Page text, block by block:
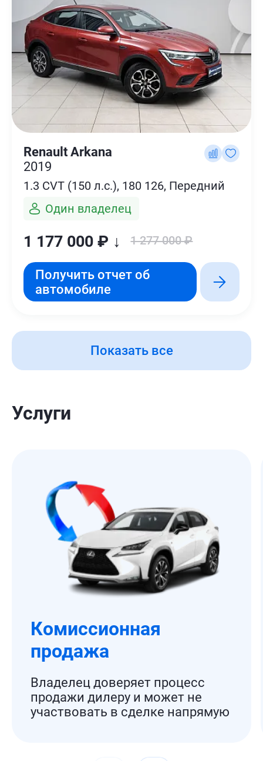
Renault Arkana
2019
1.3 CVT (150 л.с.), 180 126, Передний
Один владелец
1 177 000 ₽ ↓ 1 277 000 ₽
Получить отчет об
автомобиле
Показать все
Услуги
Комиссионная
продажа
Владелец доверяет процесс
продажи дилеру и может не
участвовать в сделке напрямую